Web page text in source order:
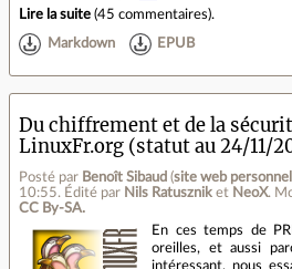
Lire la suite (45 commentaires).
Markdown EPUB
Du chiffrement et de la
LinuxFr.org (statut au 24/11/
Posté par Benoît Sibaud (site web personnel
10:55. Édité par Nils Ratusznik et NeoX.
CC By‑SA.
En ces temps de
oreilles, et aussi
intéressant, nous